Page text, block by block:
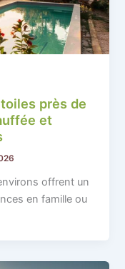
près de
et
offrent un
en famille ou